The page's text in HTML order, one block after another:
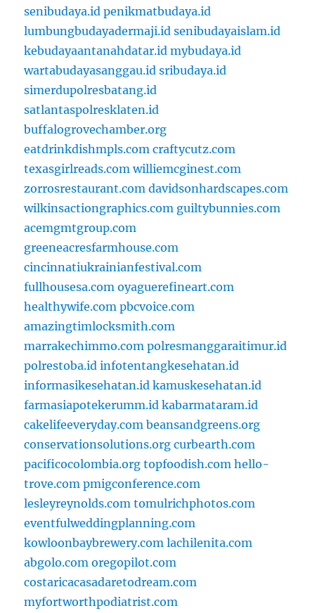
senibudaya.id penikmatbudaya.id
lumbungbudayadermaji.id senibudayaislam.id
kebudayaantanahdatar.id mybudaya.id
wartabudayasanggau.id sribudaya.id
simerdupolresbatang.id
satlantaspolresklaten.id
buffalogrovechamber.org
eatdrinkdishmpls.com craftycutz.com
texasgirlreads.com williemcginest.com
zorrosrestaurant.com davidsonhardscapes.com
wilkinsactiongraphics.com guiltybunnies.com
acemgmtgroup.com
greeneacresfarmhouse.com
cincinnatiukrainianfestival.com
fullhousesa.com oyaguerefineart.com
healthywife.com pbcvoice.com
amazingtimlocksmith.com
marrakechimmo.com polresmanggaraitimur.id
polrestoba.id infotentangkesehatan.id
informasikesehatan.id kamuskesehatan.id
farmasiapotekerumm.id kabarmataram.id
cakelifeeveryday.com beansandgreens.org
conservationsolutions.org curbearth.com
pacificocolombia.org topfoodish.com hello-
trove.com pmigconference.com
lesleyreynolds.com tomulrichphotos.com
eventfulweddingplanning.com
kowloonbaybrewery.com lachilenita.com
abgolo.com oregopilot.com
costaricacasadaretodream.com
myfortworthpodiatrist.com